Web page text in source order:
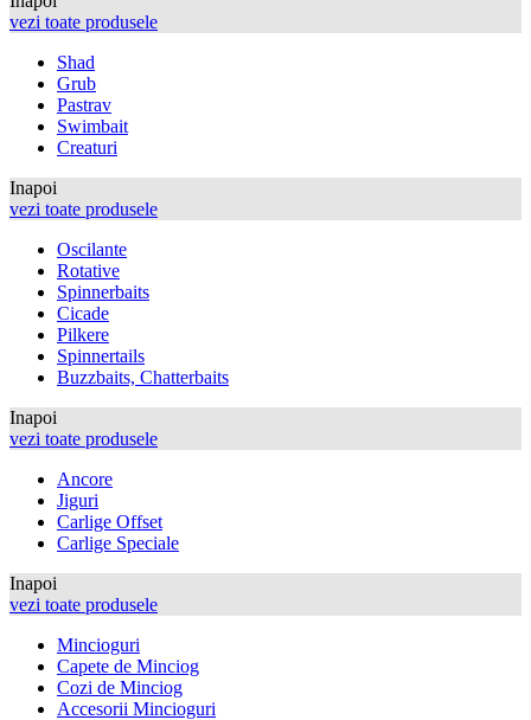
vezi toate produsele
Shad
Grub
Pastrav
Swimbait
Creaturi
Inapoi
vezi toate produsele
Oscilante
Rotative
Spinnerbaits
Cicade
Pilkere
Spinnertails
Buzzbaits, Chatterbaits
Inapoi
vezi toate produsele
Ancore
Jiguri
Carlige Offset
Carlige Speciale
Inapoi
vezi toate produsele
Mincioguri
Capete de Minciog
Cozi de Minciog
Accesorii Mincioguri